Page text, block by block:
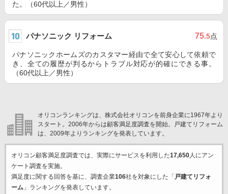
た。（60代以上／男性）
パナソニック リフォーム 75.5点
パナソニックホームズのカスタマー経由で全て安心して依頼で
き、全ての履歴が判るからトラブル対応が的確にできる事。
（60代以上／男性）
オリコンランキングは、株式会社オリコンを前身企業に1967年より
スタート。2006年からは顧客満足度調査を開始。戸建てリフォーム
は、2009年よりランキングを発表しています。
オリコン顧客満足度調査では、実際にサービスを利用した17,650人にアン
ケート調査を実施。
満足度に関する回答を基に、調査企業106社を対象にした「 戸建てリフォ
ーム」ランキングを発表しています。